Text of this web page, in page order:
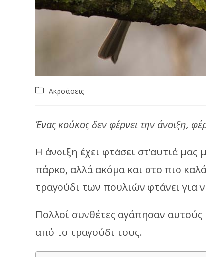
PostΑκροάσεις
Ένας κούκος δεν φέρνει την άνοιξη,
Η άνοιξη έχει φτάσει στ’αυτιά
πάρκο, αλλά ακόμα και στο πιο
τραγούδι των πουλιών φτάνει για
Πολλοί συνθέτες αγάπησαν
από το τραγούδι τους.